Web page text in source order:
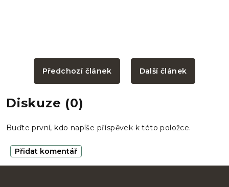
Předchozí článek Další článek
Diskuze (0)
Buďte první, kdo napíše příspěvek k této položce.
Přidat komentář